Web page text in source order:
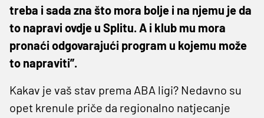
treba i sada zna što mora bolje i na njemu je da
to napravi ovdje u Splitu. A i klub mu mora
pronaći odgovarajući program u kojemu može
to napraviti”.
Kakav je vaš stav prema ABA ligi? Nedavno su
opet krenule priče da regionalno natjecanje